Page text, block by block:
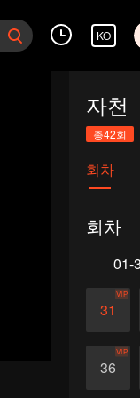
KO
자천
총42회
회차
회차
01-
31
VIP
36
VIP